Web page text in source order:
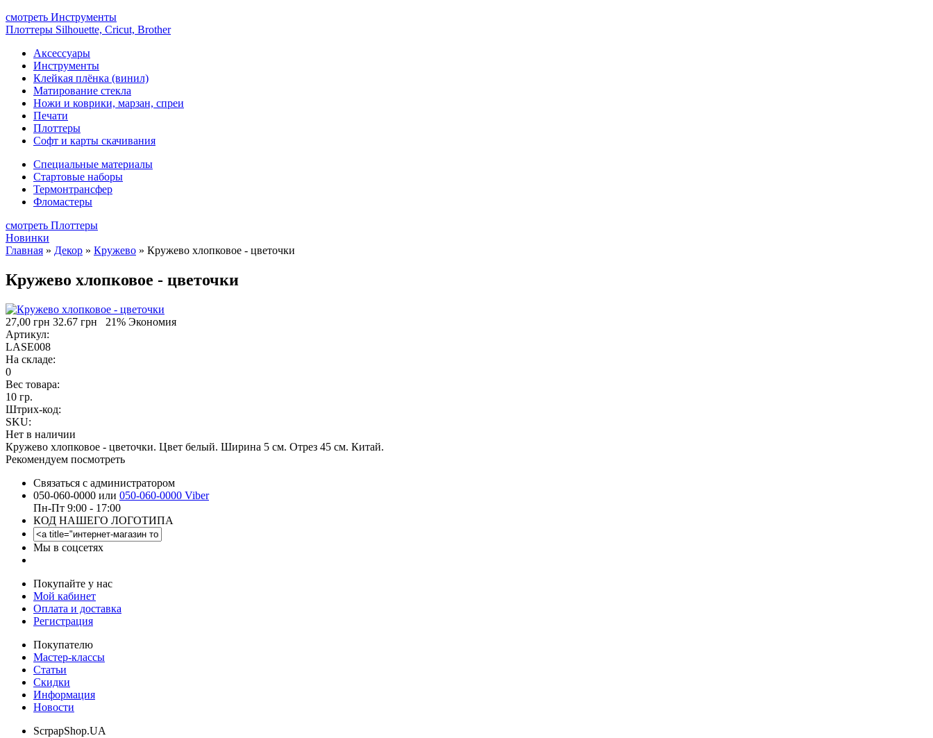
смотреть Инструменты
Плоттеры Silhouette, Cricut, Brother
Аксессуары
Инструменты
Клейкая плёнка (винил)
Матирование стекла
Ножи и коврики, марзан, спреи
Печати
Плоттеры
Софт и карты скачивания
Специальные материалы
Стартовые наборы
Термонтрансфер
Фломастеры
смотреть Плоттеры
Новинки
Главная » Декор » Кружево » Кружево хлопковое - цветочки
Кружево хлопковое - цветочки
27,00 грн 32.67 грн
21% Экономия
Артикул:
LASE008
На складе:
0
Вес товара:
10 гр.
Штрих-код:
SKU:
Нет в наличии
Кружево хлопковое - цветочки. Цвет белый. Ширина 5 см. Отрез 45 см. Китай.
Рекомендуем посмотреть
Связаться с администратором
050-060-0000 или 050-060-0000 Viber
Пн-Пт 9:00 - 17:00
КОД НАШЕГО ЛОГОТИПА
Мы в соцсетях
Покупайте у нас
Мой кабинет
Оплата и доставка
Регистрация
Покупателю
Мастер-классы
Статьи
Скидки
Информация
Новости
ScrpapShop.UA